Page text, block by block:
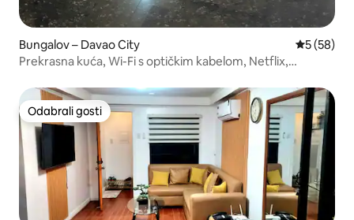
Bungalov – Davao City Prosječna
5 (58)
Prekrasna kuća, Wi-Fi s optičkim kabelom, Netflix,
Odabrali gosti
Odabrali gosti